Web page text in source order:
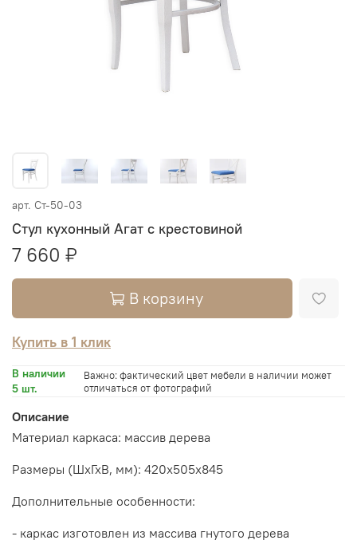
арт. Ст-50-03
Стул кухонный Агат с крестовиной
7 660 ₽
В корзину
Купить в 1 клик
В наличии
5 шт.
Важно: фактический цвет мебели в наличии может
отличаться от фотографий
Описание
Материал каркаса: массив дерева
Размеры (ШхГхВ, мм): 420х505х845
Дополнительные особенности:
- каркас изготовлен из массива гнутого дерева